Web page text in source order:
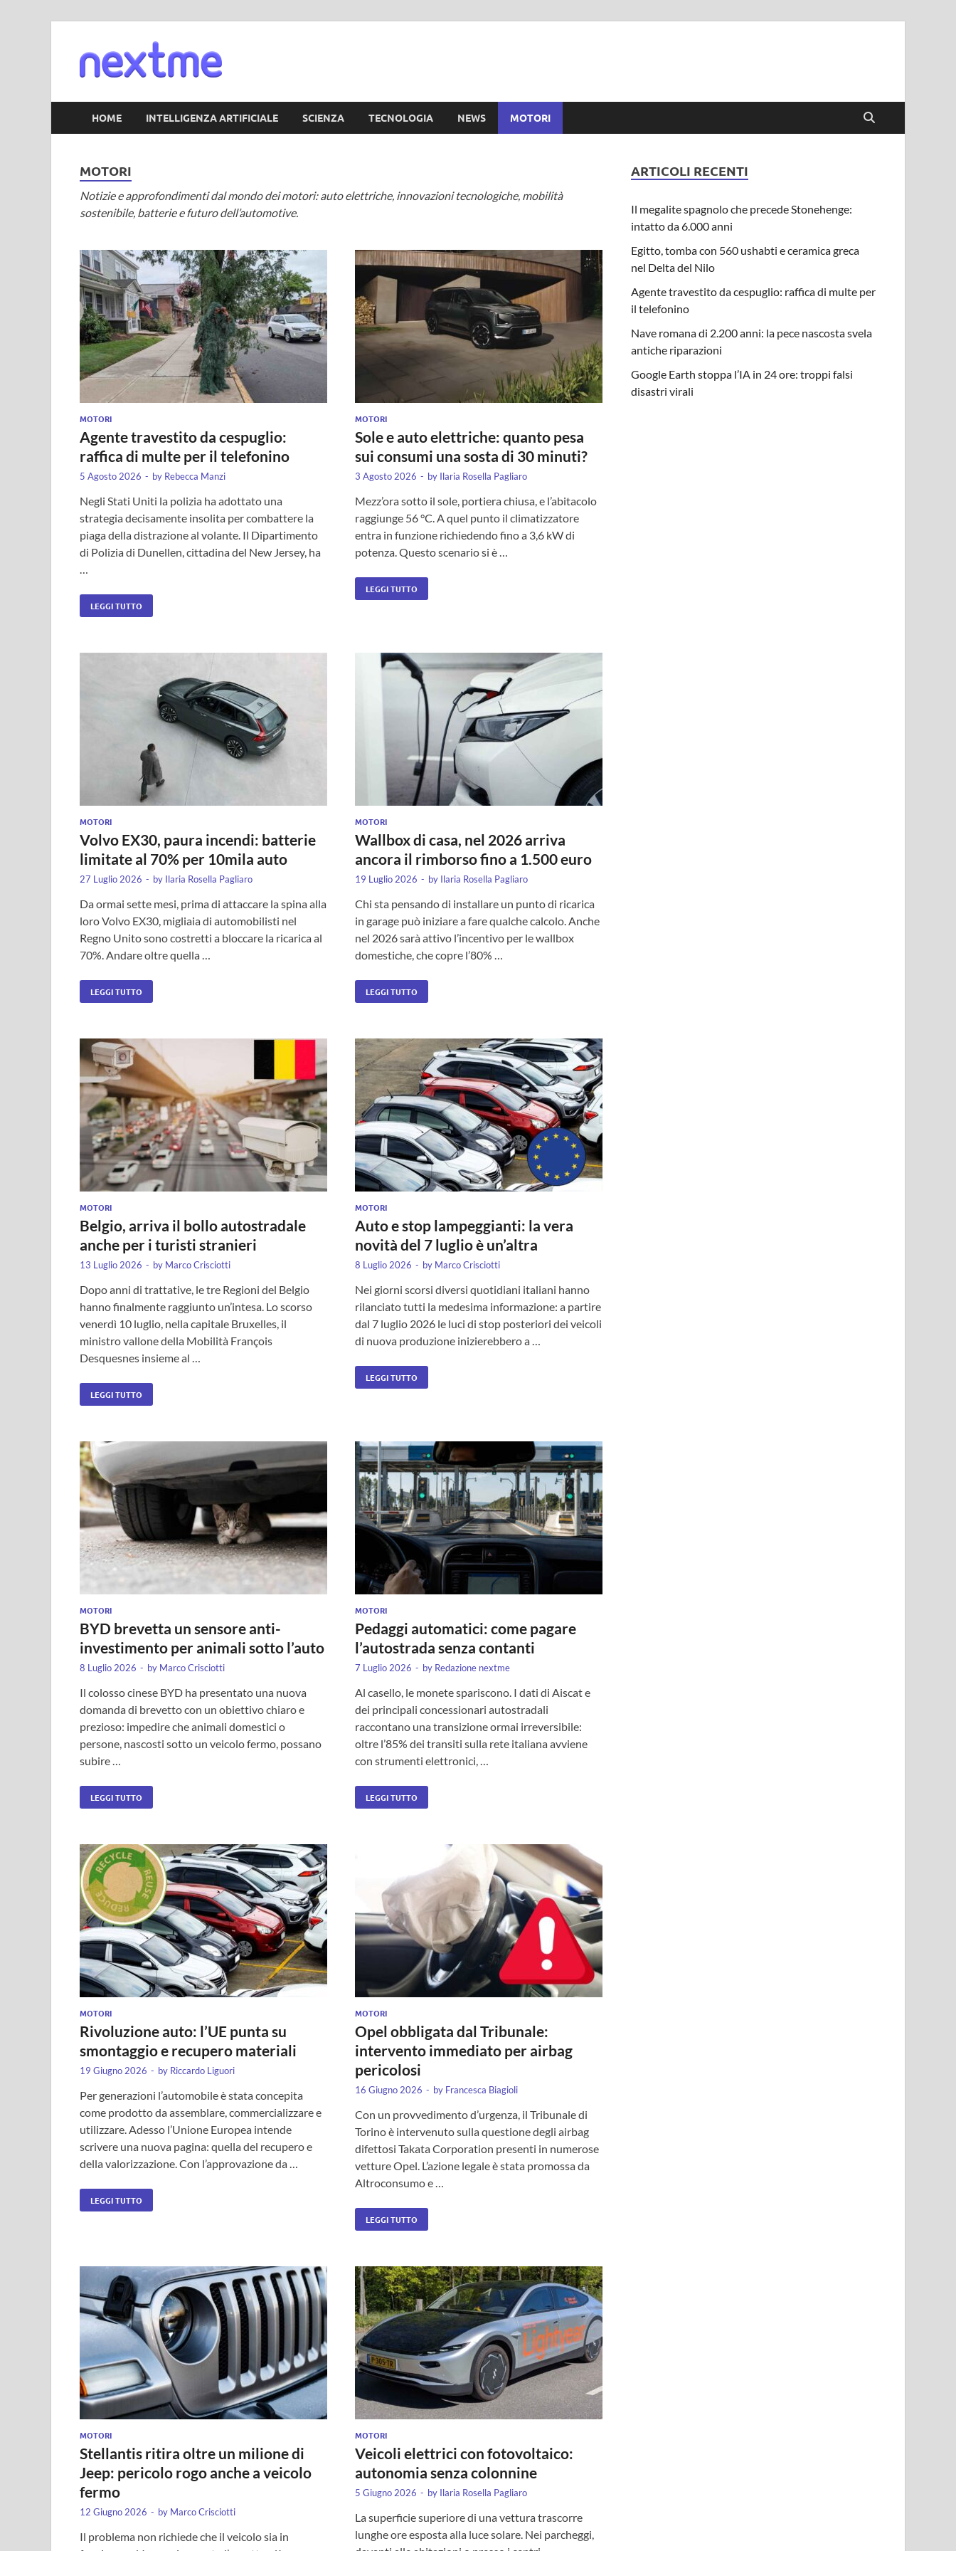
HOME INTELLIGENZA ARTIFICIALE SCIENZA TECNOLOGIA NEWS MOTORI
MOTORI
Notizie e approfondimenti dal mondo dei motori: auto elettriche, innovazioni tecnologiche, mobilità
sostenibile, batterie e futuro dell’automotive.
MOTORI
Agente travestito da cespuglio:
raffica di multe per il telefonino
5 Agosto 2026 - by Rebecca Manzi
Negli Stati Uniti la polizia ha adottato una
strategia decisamente insolita per combattere la
piaga della distrazione al volante. Il Dipartimento
di Polizia di Dunellen, cittadina del New Jersey, ha
LEGGI TUTTO
MOTORI
Sole e auto elettriche: quanto pesa
sui consumi una sosta di 30 minuti?
3 Agosto 2026 - by Ilaria Rosella Pagliaro
Mezz’ora sotto il sole, portiera chiusa, e l’abitacolo
raggiunge 56 °C. A quel punto il climatizzatore
entra in funzione richiedendo fino a 3,6 kW di
potenza. Questo scenario si è …
LEGGI TUTTO
MOTORI
Volvo EX30, paura incendi: batterie
limitate al 70% per 10mila auto
27 Luglio 2026 - by Ilaria Rosella Pagliaro
Da ormai sette mesi, prima di attaccare la spina alla
loro Volvo EX30, migliaia di automobilisti nel
Regno Unito sono costretti a bloccare la ricarica al
70%. Andare oltre quella …
LEGGI TUTTO
MOTORI
Wallbox di casa, nel 2026 arriva
ancora il rimborso fino a 1.500 euro
19 Luglio 2026 - by Ilaria Rosella Pagliaro
Chi sta pensando di installare un punto di ricarica
in garage può iniziare a fare qualche calcolo. Anche
nel 2026 sarà attivo l’incentivo per le wallbox
domestiche, che copre l’80% …
LEGGI TUTTO
MOTORI
Belgio, arriva il bollo autostradale
anche per i turisti stranieri
13 Luglio 2026 - by Marco Crisciotti
Dopo anni di trattative, le tre Regioni del Belgio
hanno finalmente raggiunto un’intesa. Lo scorso
venerdì 10 luglio, nella capitale Bruxelles, il
ministro vallone della Mobilità François
Desquesnes insieme al …
LEGGI TUTTO
MOTORI
Auto e stop lampeggianti: la vera
novità del 7 luglio è un’altra
8 Luglio 2026 - by Marco Crisciotti
Nei giorni scorsi diversi quotidiani italiani hanno
rilanciato tutti la medesima informazione: a partire
dal 7 luglio 2026 le luci di stop posteriori dei veicoli
di nuova produzione inizierebbero a …
LEGGI TUTTO
MOTORI
BYD brevetta un sensore anti-
investimento per animali sotto l’auto
8 Luglio 2026 - by Marco Crisciotti
Il colosso cinese BYD ha presentato una nuova
domanda di brevetto con un obiettivo chiaro e
prezioso: impedire che animali domestici o
persone, nascosti sotto un veicolo fermo, possano
subire …
LEGGI TUTTO
MOTORI
Pedaggi automatici: come pagare
l’autostrada senza contanti
7 Luglio 2026 - by Redazione nextme
Al casello, le monete spariscono. I dati di Aiscat e
dei principali concessionari autostradali
raccontano una transizione ormai irreversibile:
oltre l’85% dei transiti sulla rete italiana avviene
con strumenti elettronici, …
LEGGI TUTTO
MOTORI
Rivoluzione auto: l’UE punta su
smontaggio e recupero materiali
19 Giugno 2026 - by Riccardo Liguori
Per generazioni l’automobile è stata concepita
come prodotto da assemblare, commercializzare e
utilizzare. Adesso l’Unione Europea intende
scrivere una nuova pagina: quella del recupero e
della valorizzazione. Con l’approvazione da …
LEGGI TUTTO
MOTORI
Opel obbligata dal Tribunale:
intervento immediato per airbag
pericolosi
16 Giugno 2026 - by Francesca Biagioli
Con un provvedimento d’urgenza, il Tribunale di
Torino è intervenuto sulla questione degli airbag
difettosi Takata Corporation presenti in numerose
vetture Opel. L’azione legale è stata promossa da
Altroconsumo e …
LEGGI TUTTO
MOTORI
Stellantis ritira oltre un milione di
Jeep: pericolo rogo anche a veicolo
fermo
12 Giugno 2026 - by Marco Crisciotti
Il problema non richiede che il veicolo sia in
MOTORI
Veicoli elettrici con fotovoltaico:
autonomia senza colonnine
5 Giugno 2026 - by Ilaria Rosella Pagliaro
La superficie superiore di una vettura trascorre
lunghe ore esposta alla luce solare. Nei parcheggi,
ARTICOLI RECENTI
Il megalite spagnolo che precede Stonehenge:
intatto da 6.000 anni
Egitto, tomba con 560 ushabti e ceramica greca
nel Delta del Nilo
Agente travestito da cespuglio: raffica di multe per
il telefonino
Nave romana di 2.200 anni: la pece nascosta svela
antiche riparazioni
Google Earth stoppa l’IA in 24 ore: troppi falsi
disastri virali